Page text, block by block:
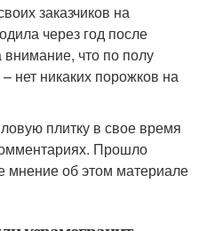
заказчиков на
через год после
внимание, что по полу
нет никаких порожков на
плитку в свое время
Прошло
мнение об этом материале